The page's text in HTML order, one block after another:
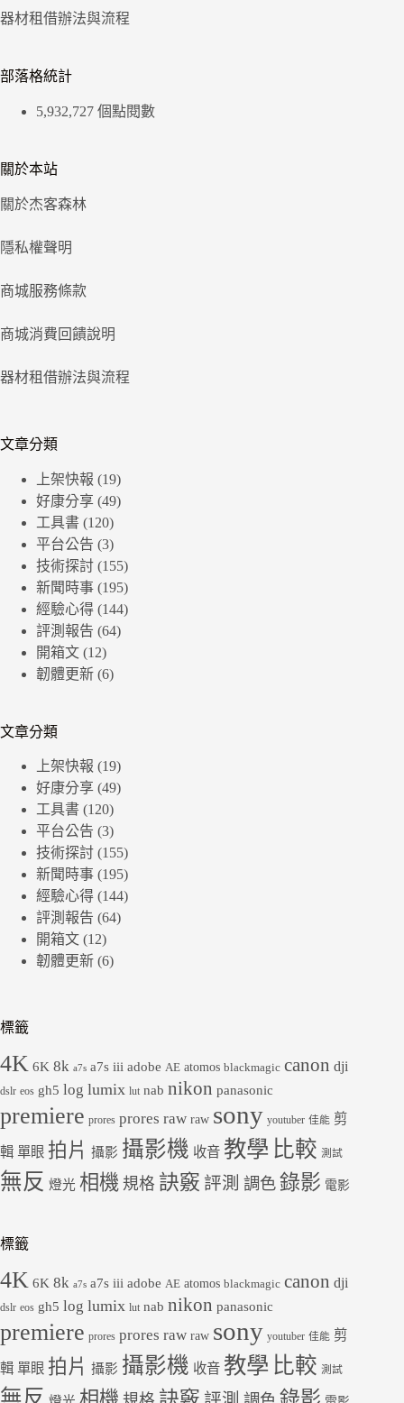
器材租借辦法與流程
部落格統計
5,932,727 個點閱數
關於本站
關於杰客森林
隱私權聲明
商城服務條款
商城消費回饋說明
器材租借辦法與流程
文章分類
上架快報 (19)
好康分享 (49)
工具書 (120)
平台公告 (3)
技術探討 (155)
新聞時事 (195)
經驗心得 (144)
評測報告 (64)
開箱文 (12)
韌體更新 (6)
文章分類
上架快報 (19)
好康分享 (49)
工具書 (120)
平台公告 (3)
技術探討 (155)
新聞時事 (195)
經驗心得 (144)
評測報告 (64)
開箱文 (12)
韌體更新 (6)
標籤
4K 6K 8k a7s a7s iii adobe AE atomos blackmagic canon dji
dslr eos gh5 log lumix lut nab nikon panasonic
premiere prores prores raw raw sony youtuber 佳能 剪
輯 單眼 拍片 攝影 攝影機 收音 教學 比較 測試
無反 燈光 相機 規格 訣竅 評測 調色 錄影 電影
標籤
4K 6K 8k a7s a7s iii adobe AE atomos blackmagic canon dji
dslr eos gh5 log lumix lut nab nikon panasonic
premiere prores prores raw raw sony youtuber 佳能 剪
輯 單眼 拍片 攝影 攝影機 收音 教學 比較 測試
無反